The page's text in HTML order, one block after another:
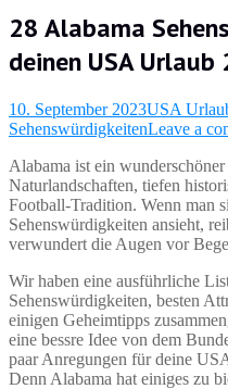
28 Alabama
deinen USA Urlaub
10. September 2023USA
SehenswürdigkeitenLeave a
Alabama ist ein
Naturlandschaften, tiefen
Football-Tradition. Wenn man
Sehenswürdigkeiten ansieht,
verwundert die Augen vor
Wir haben eine ausführliche
Sehenswürdigkeiten, besten
einigen Geheimtipps
eine bessre Idee von dem
paar Anregungen für deine
Denn Alabama hat einiges zu